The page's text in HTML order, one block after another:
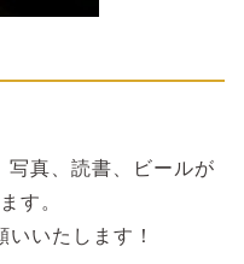
写真、読書、ビールが
す。
いいたします！